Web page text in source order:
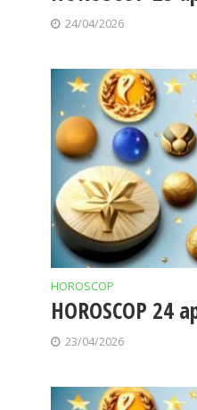
24/04/2026
HOROSCOP
HOROSCOP 24
23/04/2026